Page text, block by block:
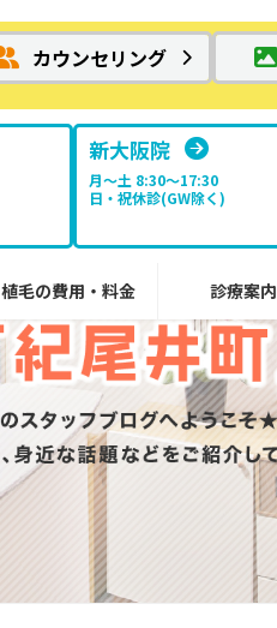
カウンセリング
新大阪院
月～土 8:30〜17:30
日・祝休診(GW除く)
植毛の費用・料金 診療案内